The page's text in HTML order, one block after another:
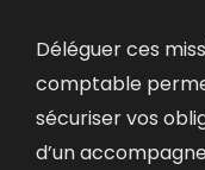
Déléguer ces
comptable
sécuriser vos
d’un